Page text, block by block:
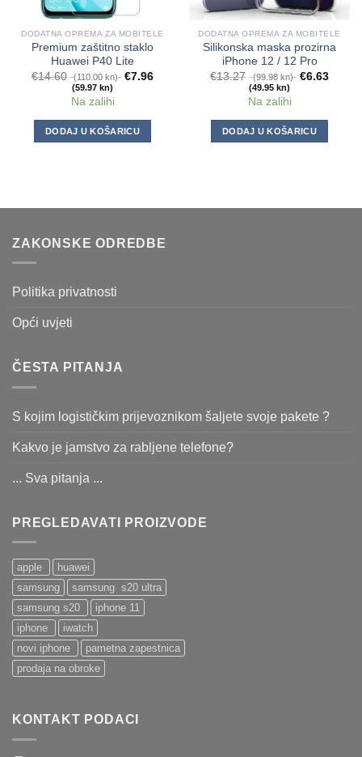
DODATNA OPREMA ZA MOBITELE
Premium zaštitno staklo
Huawei P40 Lite
€14.60 (110.00 kn) €7.96
(59.97 kn)
Na zalihi
DODAJ U KOŠARICU
DODATNA OPREMA ZA MOBITELE
Silikonska maska prozirna
iPhone 12 / 12 Pro
€13.27 (99.98 kn) €6.63
(49.95 kn)
Na zalihi
DODAJ U KOŠARICU
ZAKONSKE ODREDBE
Politika privatnosti
Opći uvjeti
ČESTA PITANJA
S kojim logističkim prijevoznikom šaljete svoje pakete ?
Kakvo je jamstvo za rabljene telefone?
... Sva pitanja ...
PREGLEDAVATI PROIZVODE
apple
huawei
samsung
samsung s20 ultra
samsung s20
iphone 11
iphone
iwatch
novi iphone
pametna zapestnica
prodaja na obroke
KONTAKT PODACI